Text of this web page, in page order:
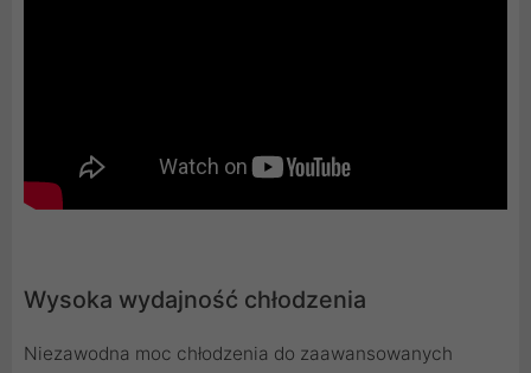
Wysoka wydajność chłodzenia
Niezawodna moc chłodzenia do zaawansowanych